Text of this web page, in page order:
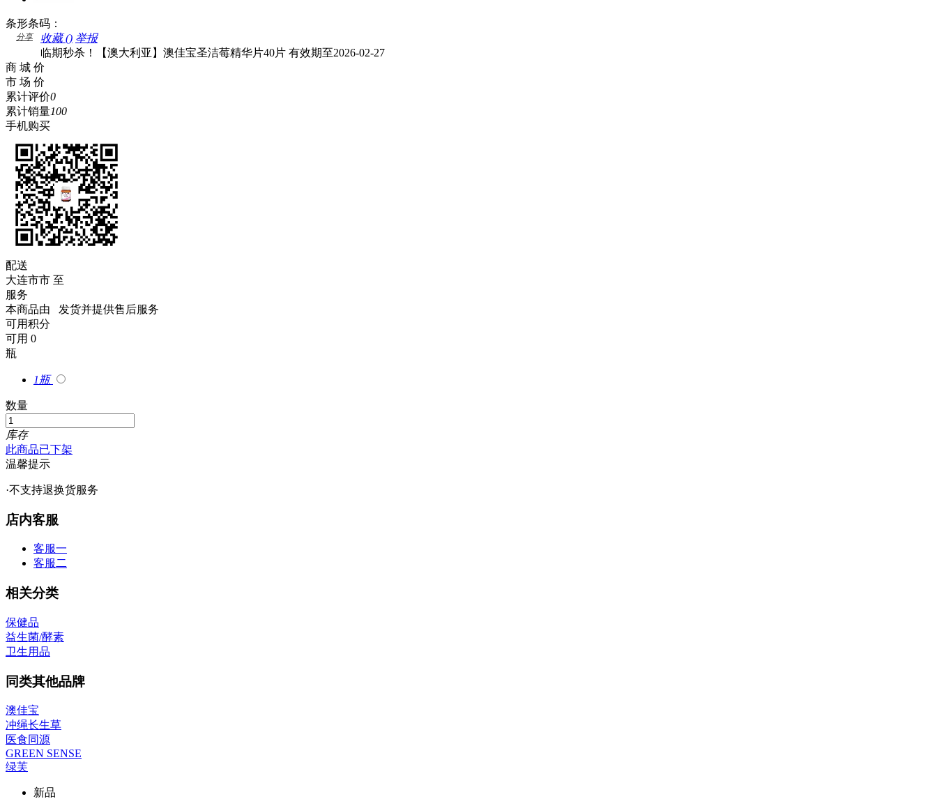
条形条码：
收藏 ()
分享
举报
临期秒杀！【澳大利亚】澳佳宝圣洁莓精华片40片 有效期至2026-02-27
商 城 价
市 场 价
累计评价0
累计销量100
手机购买
配送
大连市市 至
服务
本商品由
发货并提供售后服务
可用积分
可用 0
瓶
1瓶
数量
库存
此商品已下架
温馨提示
·不支持退换货服务
店内客服
客服一
客服二
相关分类
保健品
益生菌/酵素
卫生用品
同类其他品牌
澳佳宝
冲绳长生草
医食同源
GREEN SENSE
绿芙
新品